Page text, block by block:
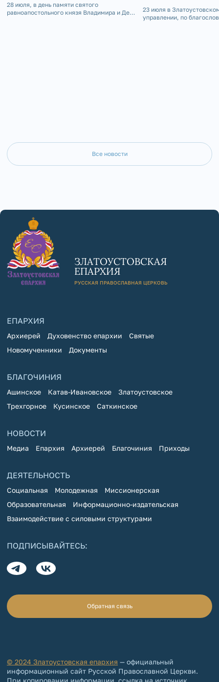
Все новости
РУСИ В АШИНСКОМ
БЛАГОЧИНИИ
28 июля, в день памяти святого
равноапостольного князя Владимира и День
23 июля в
управлении, по
ЗЛАТОУСТОВСКАЯ
ЕПАРХИЯ
РУССКАЯ ПРАВОСЛАВНАЯ ЦЕРКОВЬ
ЕПАРХИЯ
Архиерей Духовенство епархии
Святые
Новомученники
Документы
БЛАГОЧИНИЯ
Ашинское Катав-Ивановское
Златоустовское
Трехгорное
Кусинское Саткинское
НОВОСТИ
Медиа Епархия Архиерей Благочиния Приходы
ДЕЯТЕЛЬНОСТЬ
Социальная Молодежная
Миссионерская
Образовательная
Информационно-издательская
Взаимодействие с силовыми структурами
ПОДПИСЫВАЙТЕСЬ:
Обратная связь
© 2024 Златоустовская епархия — официальный
информационный сайт Русской Православной Церкви.
При копировании информации, ссылка на источник